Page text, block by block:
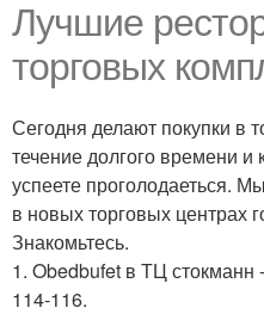
Лучшие
торговых
Сегодня делают покупки в
течение долгого времени и
успеете проголодаеться.
в новых торговых центрах
Знакомьтесь.
1. Obedbufet в ТЦ стокманн
114-116.